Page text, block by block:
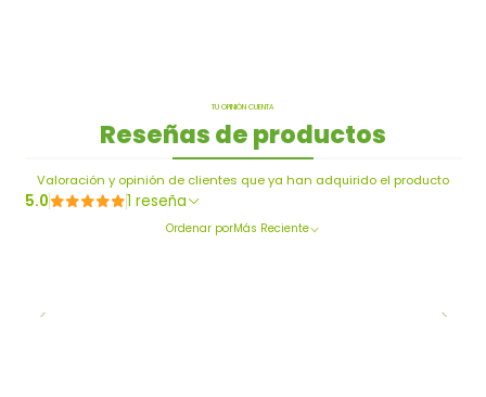
TU OPINIÓN CUENTA
Reseñas de productos
Valoración y opinión de clientes que ya han adquirido el producto
5.0 1 reseña
Ordenar porMás Reciente